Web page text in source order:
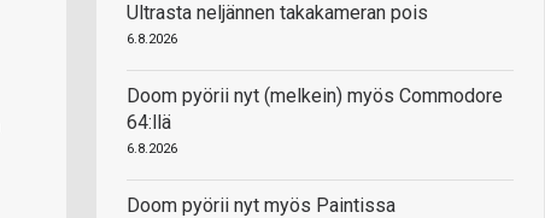
Ultrasta neljännen takakameran pois
6.8.2026
Doom pyörii nyt (melkein) myös Commodore
64:llä
6.8.2026
Doom pyörii nyt myös Paintissa